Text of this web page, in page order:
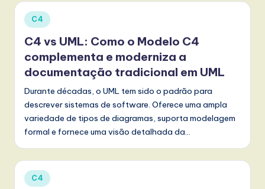
Posted
in
C4
C4 vs UML: Como o Modelo C4
complementa e moderniza a
documentação tradicional em UML
Durante décadas, o UML tem sido o padrão para
descrever sistemas de software. Oferece uma ampla
variedade de tipos de diagramas, suporta modelagem
formal e fornece uma visão detalhada da…
Posted
C4